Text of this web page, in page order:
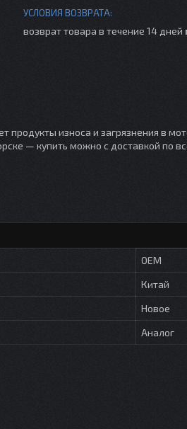
возврат товара в течение 14 дней
продукты износа и загрязнения в
— купить можно с доставкой по
OEM
Китай
Новое
Аналог